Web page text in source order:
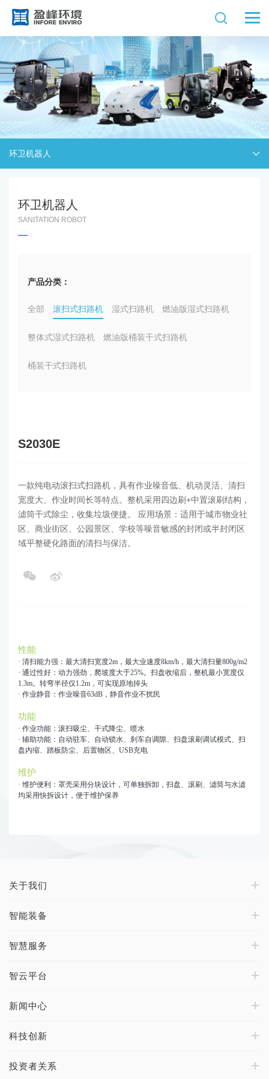
环卫机器人
环卫机器人
SANITATION ROBOT
产品分类：
全部 滚扫式扫路机 湿式扫路机 燃油版湿式扫路机
整体式湿式扫路机 燃油版桶装干式扫路机
桶装干式扫路机
S2030E
一款纯电动滚扫式扫路机，具有作业噪音低、机动灵活、清扫
宽度大、作业时间长等特点。整机采用四边刷+中置滚刷结构，
滤筒干式除尘，收集垃圾便捷。 应用场景：适用于城市物业社
区、商业街区、公园景区、学校等噪音敏感的封闭或半封闭区
域平整硬化路面的清扫与保洁。
性能
· 清扫能力强：最大清扫宽度2m，最大业速度8km/h，最大清扫量800g/m2
· 通过性好：动力强劲，爬坡度大于25%。扫盘收缩后，整机最小宽度仅
1.3m。转弯半径仅1.2m，可实现原地掉头
· 作业静音：作业噪音63dB，静音作业不扰民
功能
· 作业功能：滚扫吸尘、干式降尘、喷水
· 辅助功能：自动驻车、自动锁水、刹车自调隙、扫盘滚刷调试模式、扫
盘内缩、踏板防尘、后置物区、USB充电
维护
· 维护便利：罩壳采用分块设计，可单独拆卸，扫盘、滚刷、滤筒与水滤
均采用快拆设计，便于维护保养
关于我们
智能装备
智慧服务
智云平台
新闻中心
科技创新
投资者关系